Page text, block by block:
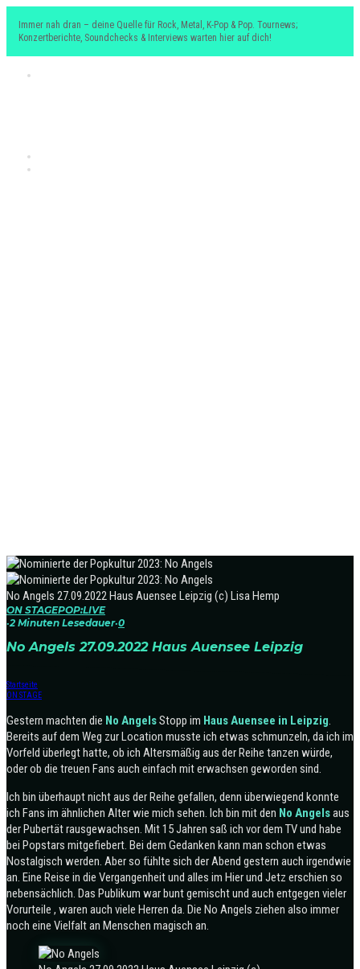
Immer nah dran – deine Quelle für Rock, Metal, K-Pop & Pop. Tournews;
Konzertberichte, Soundchecks & Interviews warten hier auf dich!
No Angels 27.09.2022 Haus Auensee Leipzig (c) Lisa Hemp
ON STAGEPOP:LIVE
·2 Minuten Lesedauer·0
No Angels 27.09.2022 Haus Auensee Leipzig
Startseite
ON STAGE
Gestern machten die No AngelsStopp im Haus Auensee in Leipzig.
Bereits auf dem Weg zur Location musste ich etwas schmunzeln, da ich im
Vorfeld überlegt hatte, ob ich Altersmäßig aus der Reihe tanzen würde,
oder ob die treuen Fans auch einfach mit erwachsen geworden sind.
Ich bin überhaupt nicht aus der Reihe gefallen, denn überwiegend konnte
ich Fans im ähnlichen Alter wie mich sehen. Ich bin mit den No Angelsaus
der Pubertät rausgewachsen. Mit 15 Jahren saß ich vor dem TV und habe
bei Popstars mitgefiebert. Bei dem Gedanken kann man schon etwas
Nostalgisch werden. Aber so fühlte sich der Abend gestern auch irgendwie
an. Eine Reise in die Vergangenheit und alles im Hier und Jetz erschien so
nebensächlich. Das Publikum war bunt gemischt und auch entgegen vieler
Vorurteile , waren auch viele Herren da. Die No Angels ziehen also immer
noch eine Vielfalt an Menschen magisch an.